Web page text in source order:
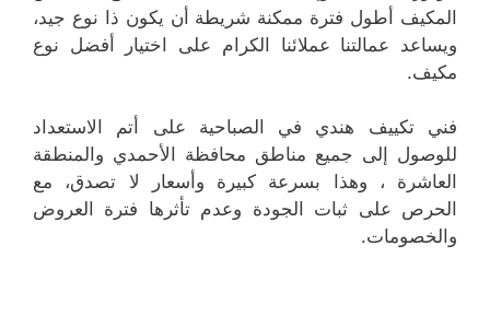
المكيف أطول فترة ممكنة شريطة أن يكون ذا نوع جيد،
ويساعد عمالتنا عملائنا الكرام على اختيار أفضل نوع
مكيف.
فني تكييف هندي في الصباحية على أتم الاستعداد
للوصول إلى جميع مناطق محافظة الأحمدي والمنطقة
العاشرة ، وهذا بسرعة كبيرة وأسعار لا تصدق، مع
الحرص على ثبات الجودة وعدم تأثرها فترة العروض
والخصومات.